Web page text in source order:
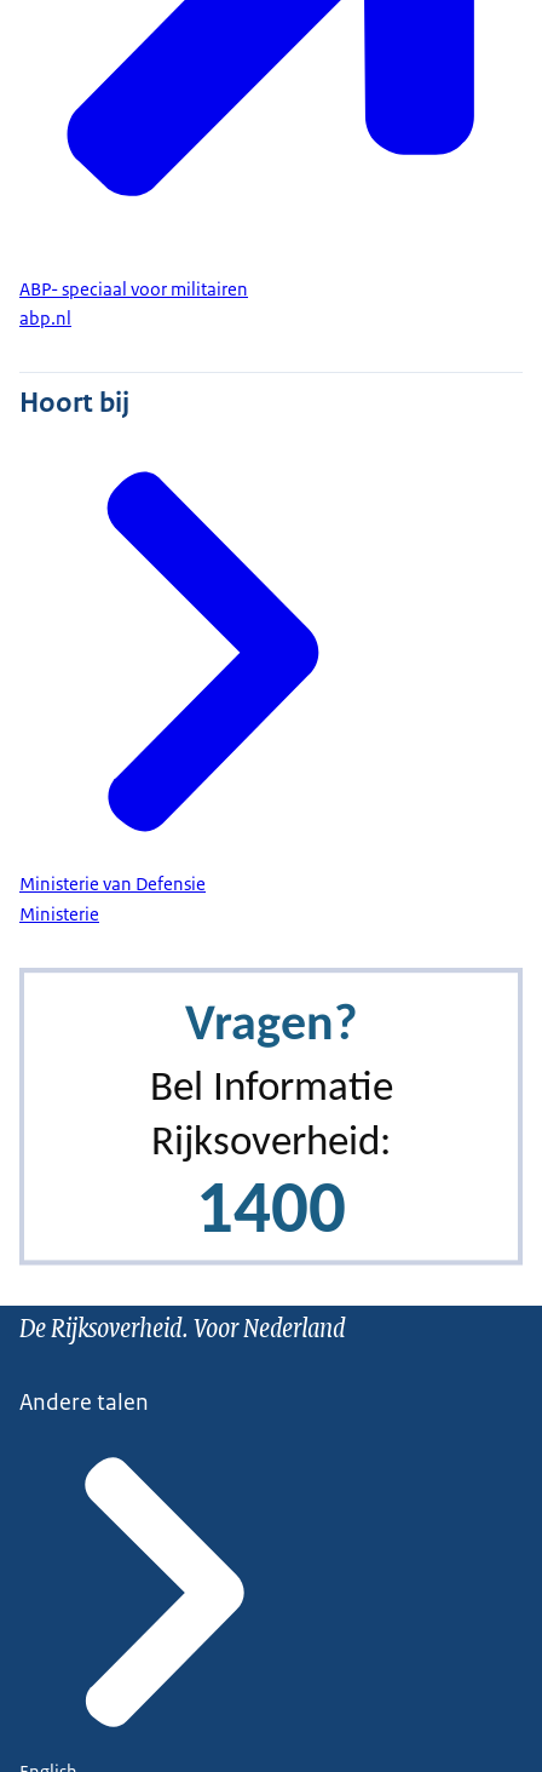
ABP- speciaal voor militairen
abp.nl
Hoort bij
Ministerie van Defensie
Ministerie
De Rijksoverheid. Voor Nederland
Andere talen